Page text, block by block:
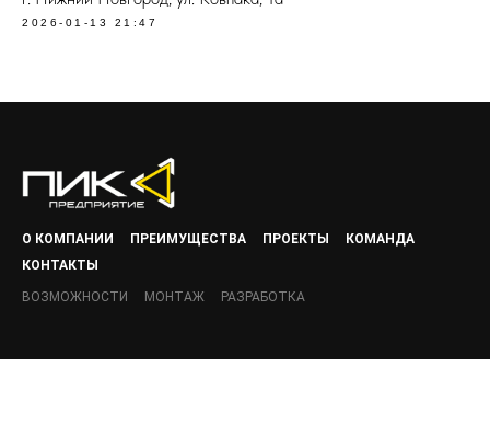
2026-01-13 21:47
О КОМПАНИИ ПРЕИМУЩЕСТВА ПРОЕКТЫ
КОМАНДА
КОНТАКТЫ
ВОЗМОЖНОСТИ МОНТАЖ РАЗРАБОТКА